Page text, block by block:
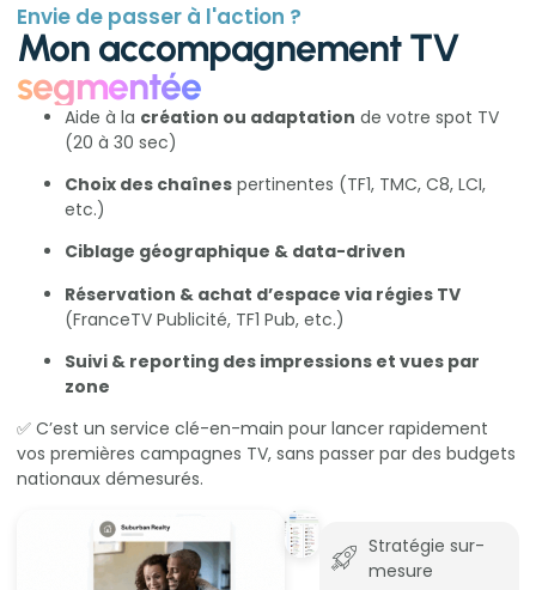
Envie de passer à l'action ?
Mon accompagnement TV
segmentée
Aide à la création ou adaptation de votre spot TV
(20 à 30 sec)
Choix des chaînes pertinentes (TF1, TMC, C8, LCI,
etc.)
Ciblage géographique & data-driven
Réservation & achat d’espace via régies TV
(FranceTV Publicité, TF1 Pub, etc.)
Suivi & reporting des impressions et vues par
zone
✅ C’est un service clé-en-main pour lancer rapidement
vos premières campagnes TV, sans passer par des budgets
nationaux démesurés.
Stratégie sur-
mesure